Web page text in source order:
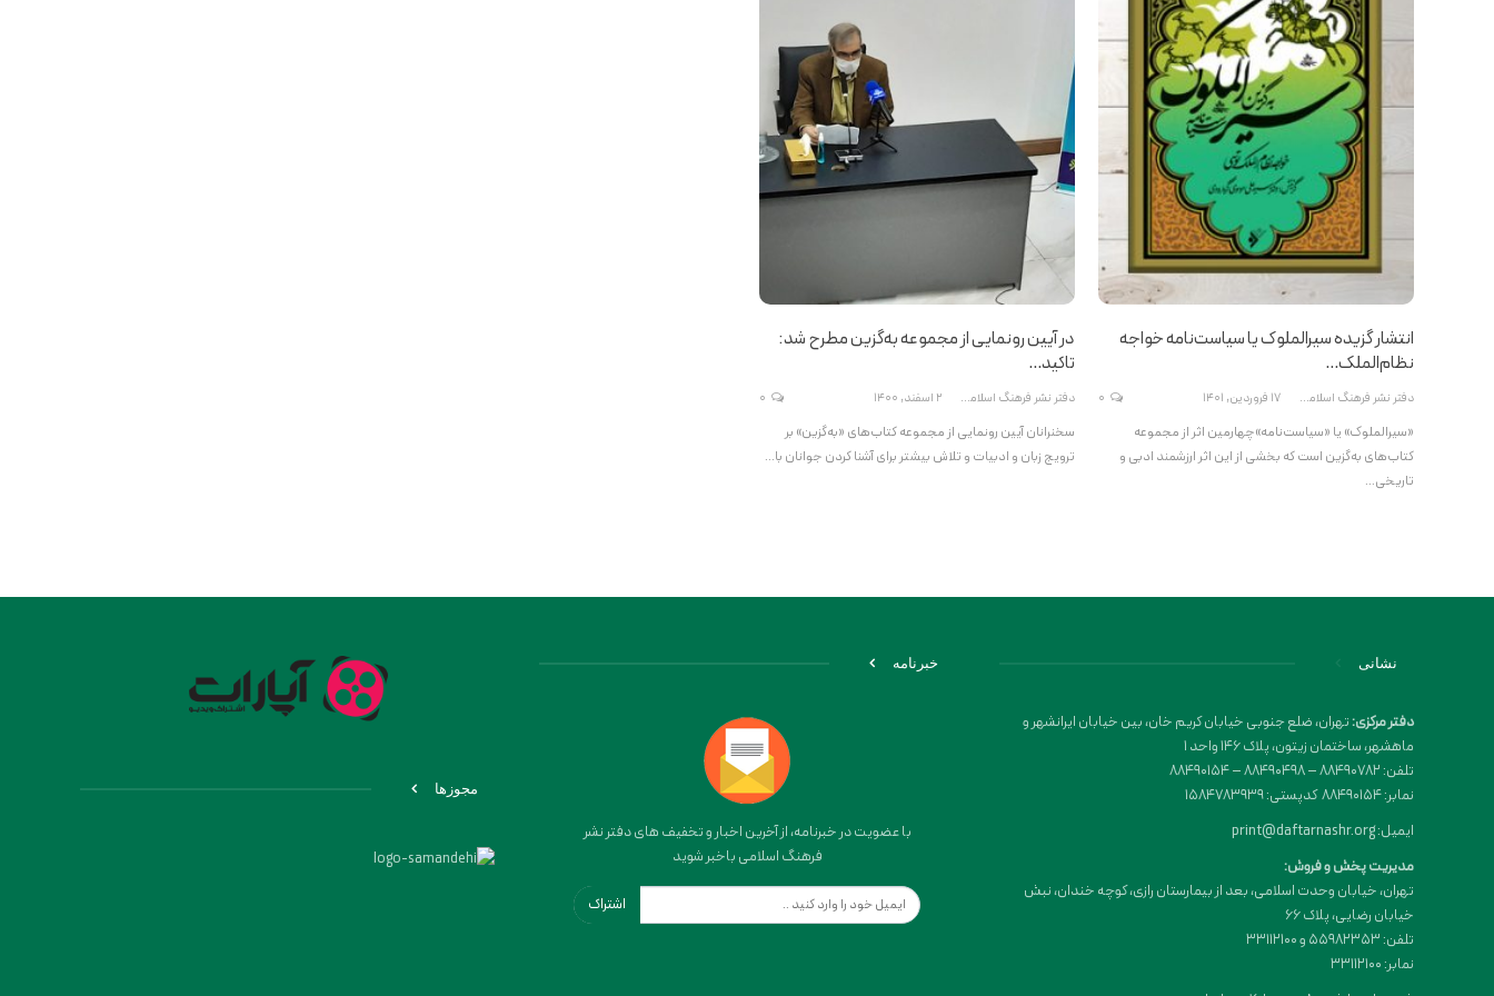
انتشار گزیده سیرالملوک یا سیاست‌نامه خواجه
نظام‌الملک…
دفتر نشر فرهنگ اسلامی 17 فروردین, 1401
«سیرالملوک» یا «سیاست‌نامه»چهارمین اثر از مجموعه
کتاب‌های به‌گزین است که بخشی از این اثر ارزشمند ادبی و
تاریخی…
در آیین رونمایی از مجموعه به‌گزین مطرح شد:
تاکید…
دفتر نشر فرهنگ اسلامی 2 اسفند, 1400
سخنرانان آیین رونمایی از مجموعه کتاب‌های «به‌گزین» بر
ترویج زبان و ادبیات و تلاش بیشتر برای آشنا کردن جوانان با…
نشانی
دفتر مرکزی:تهران، ضلع جنوبی خیابان کریم خان، بین خیابان ایرانشهر و
ماهشهر، ساختمان زیتون، پلاک 146 واحد 1
تلفن: 88490782 – 88490498 – 88490154
نمابر: 88490154 کدپستی: 1584783939
ایمیل: print@daftarnashr.org
مدیریت پخش و فروش:
تهران، خیابان وحدت اسلامی، بعد از بیمارستان رازی، کوچه خندان، نبش
خیابان رضایی، پلاک ۶۶
تلفن: 55982353 و 33112100
نمابر: 33112100
خبرنامه
با عضویت در خبرنامه، از آخرین اخبار و تخفیف های دفتر نشر
فرهنگ اسلامی باخبر شوید
اشتراک
مجوزها